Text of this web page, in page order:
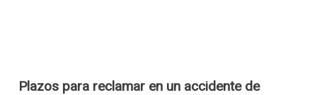
Plazos para reclamar en un accidente de